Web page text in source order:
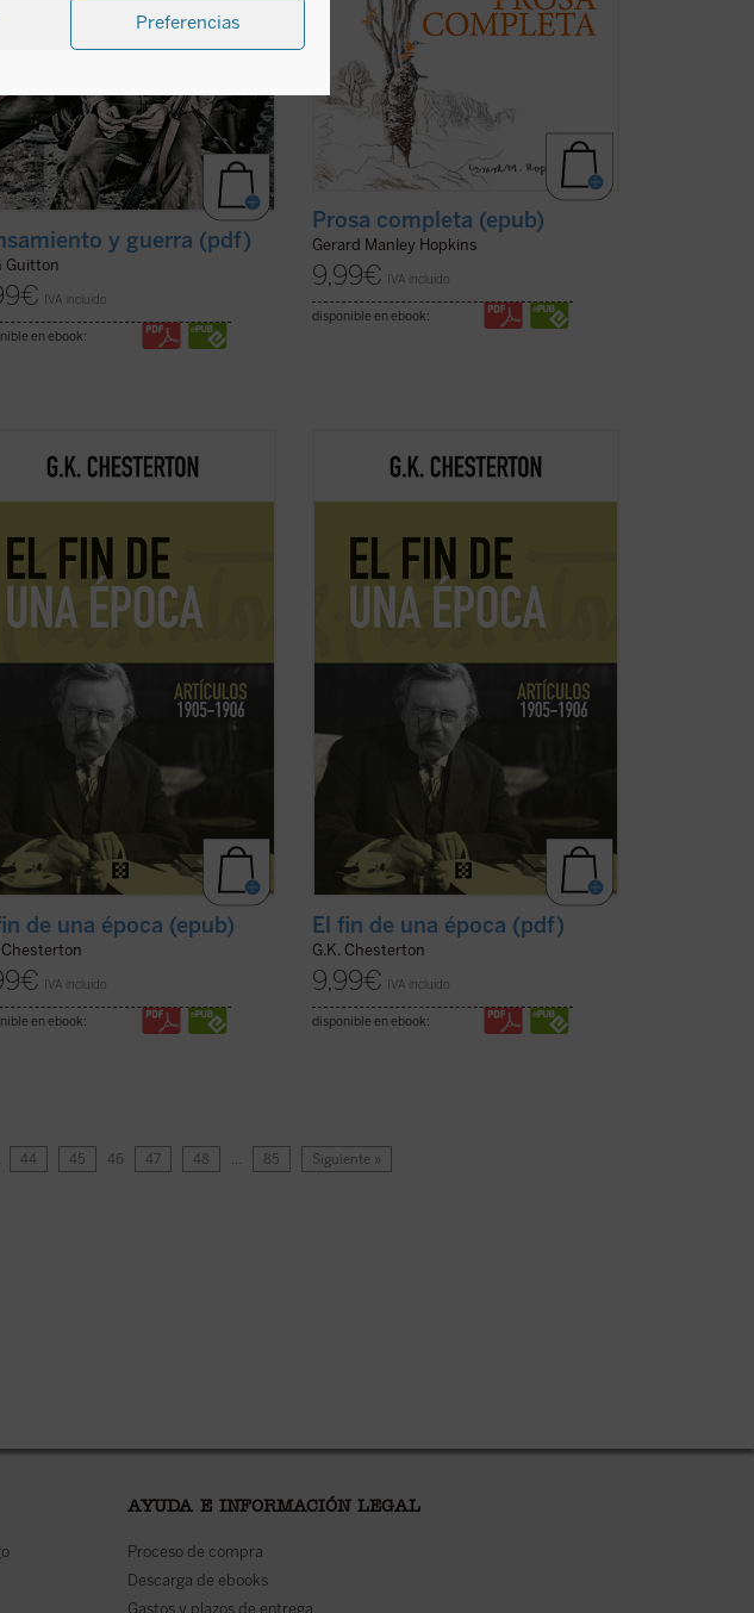
Preferencias
y guerra (pdf)
Guitton
€ IVA incluido
en ebook:
Prosa completa (epub)
Gerard Manley Hopkins
9,99€ IVA incluido
disponible en ebook:
volumen, realizado en colaboración
Pablo CEU, es el primero de una
en estos tiempos de
y asfixia, el vigor y la
...
(ver ficha)
de una época (epub)
Chesterton
€ IVA incluido
en ebook:
Este volumen, realizado en colaboración
San Pablo CEU, es el primero de una
lectores, en estos tiempos de
desconcierto y asfixia, el vigor y la
cordura ...
(ver ficha)
El fin de una época (pdf)
G.K. Chesterton
9,99€ IVA incluido
disponible en ebook:
44 45 46 47 48 … 85 Siguiente »
AYUDA E INFORMACIÓN LEGAL
Proceso de compra
Descarga de ebooks
Gastos y plazos de entrega